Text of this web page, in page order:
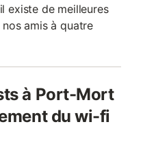
existe de meilleures
amis à quatre
à Port-Mort
du wi-fi